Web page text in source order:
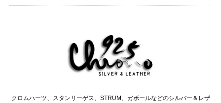
クロムハーツ、スタンリーゲス、STRUM、ガボールなどのシルバー＆レザ